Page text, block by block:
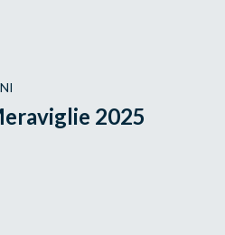
2025